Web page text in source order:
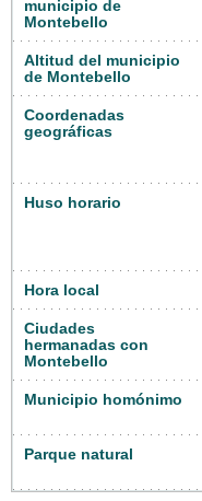
municipio de
Montebello
Altitud del municipio
de Montebello
Coordenadas
geográficas
Huso horario
Hora local
Ciudades
hermanadas con
Montebello
Municipio homónimo
Parque natural